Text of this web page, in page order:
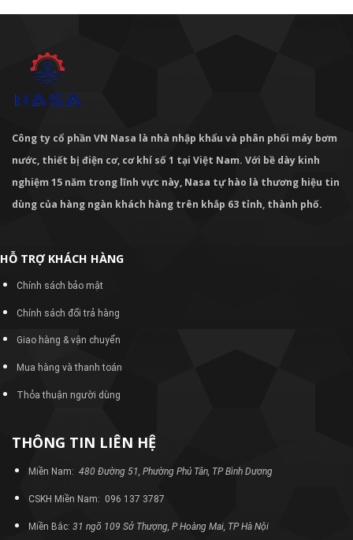
Công ty cổ phần VN Nasa là nhà nhập khẩu và phân phối máy bơm
nước, thiết bị điện cơ, cơ khí số 1 tại Việt Nam. Với bề dày kinh
nghiệm 15 năm trong lĩnh vực này, Nasa tự hào là thương hiệu tin
dùng của hàng ngàn khách hàng trên khắp 63 tỉnh, thành phố.
HỖ TRỢ KHÁCH HÀNG
Chính sách bảo mật
Chính sách đổi trả hàng
Giao hàng & vận chuyển
Mua hàng và thanh toán
Thỏa thuận người dùng
THÔNG TIN LIÊN HỆ
Miền Nam: 480 Đường 51, Phường Phú Tân, TP Bình Dương
CSKH Miền Nam: 096 137 3787
Miền Bắc: 31 ngõ 109 Sở Thượng, P Hoàng Mai, TP Hà Nội